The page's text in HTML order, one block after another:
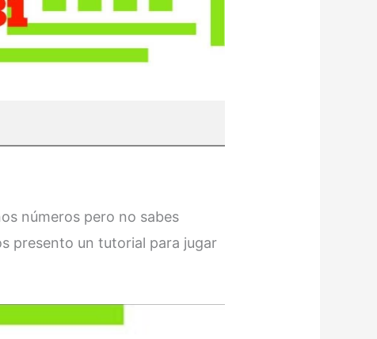
números pero no sabes
presento un tutorial para jugar